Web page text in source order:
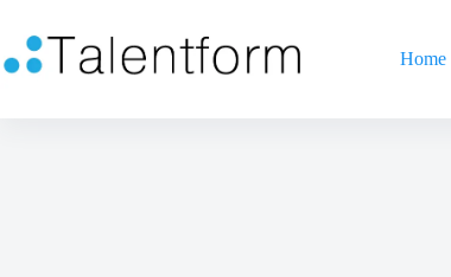
Home